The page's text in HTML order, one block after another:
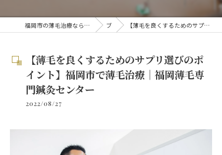
福岡市の薄毛治療ならヘアラボ鍼灸院 KOHANA 〜薬に頼らない薄毛対策〜 ブログ 【薄毛を良くするためのサプリ選びのポイント】福岡市で薄毛治療｜福岡薄毛専門鍼灸センター
【薄毛を良くするためのサプリ選びのポ
イント】福岡市で薄毛治療｜福岡薄毛専
門鍼灸センター
2022/08/27